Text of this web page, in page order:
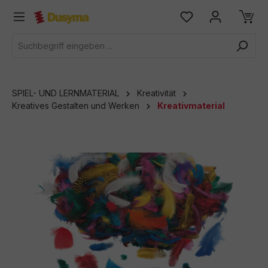
springen
SPIEL- UND LERNMATERIAL
Kreativität
Kreatives Gestalten und Werken
Kreativmaterial
Bildergalerie überspringen